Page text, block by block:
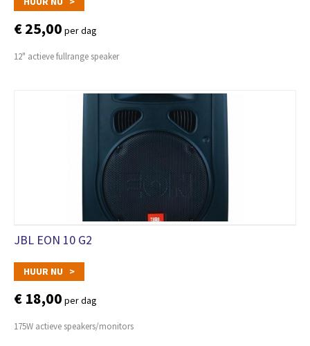
€ 25,00 per dag
12" actieve fullrange speaker
JBL EON 10 G2
HUUR NU >
€ 18,00 per dag
175W actieve speakers/monitors